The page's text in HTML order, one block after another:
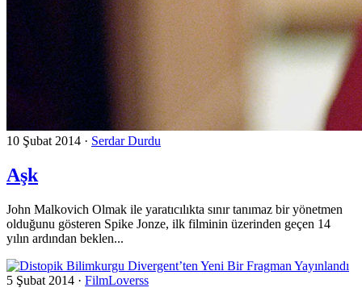
10 Şubat 2014 · Serdar Durdu
Aşk
John Malkovich Olmak ile yaratıcılıkta sınır tanımaz bir yönetmen
olduğunu gösteren Spike Jonze, ilk filminin üzerinden geçen 14
yılın ardından beklen...
5 Şubat 2014 · FilmLoverss